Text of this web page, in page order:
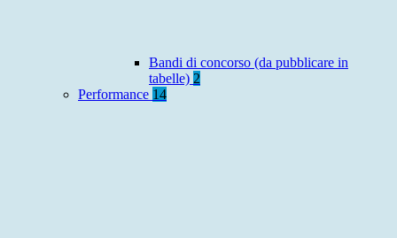
Bandi di concorso (da pubblicare in
tabelle) 2
Performance 14